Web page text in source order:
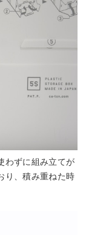
わずに組み立てが
り、積み重ねた時